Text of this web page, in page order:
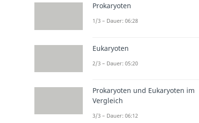
Prokaryoten
1/3 – Dauer: 06:28
Eukaryoten
2/3 – Dauer: 05:20
Prokaryoten und Eukaryoten im
Vergleich
3/3 – Dauer: 06:12